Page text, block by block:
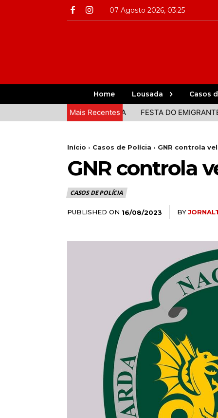
07 Agosto 2026, 03:25
Home Lousada Casos
Mais Recentes
DECORRE EM LOUSADA FESTA DO EMIGRANTE
Início Casos de Polícia GNR controla
GNR controla
CASOS DE POLÍCIA
PUBLISHED ON 16/08/2023 BY